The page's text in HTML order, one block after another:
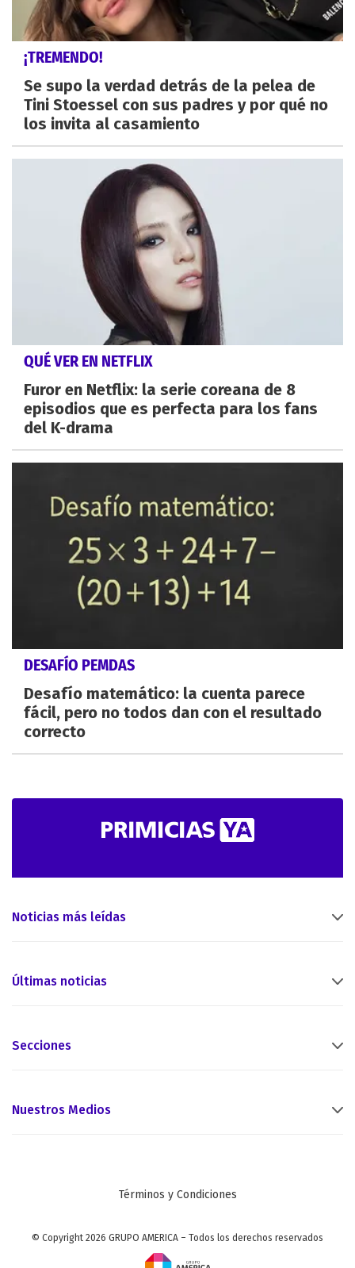
¡TREMENDO!
Se supo la verdad detrás de la pelea de
Tini Stoessel con sus padres y por qué no
los invita al casamiento
QUÉ VER EN NETFLIX
Furor en Netflix: la serie coreana de 8
episodios que es perfecta para los fans
del K-drama
DESAFÍO PEMDAS
Desafío matemático: la cuenta parece
fácil, pero no todos dan con el resultado
correcto
Noticias más leídas
Últimas noticias
Secciones
Nuestros Medios
Términos y Condiciones
© Copyright 2026 GRUPO AMERICA – Todos los derechos reservados